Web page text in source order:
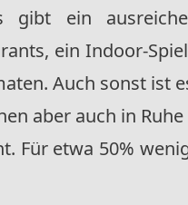
gibt ein
ein Indoor-
Auch sonst ist
aber auch in
Für etwa 50%